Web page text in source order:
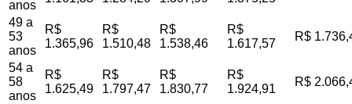
anos
49 a
53
anos
R$
1.365,96
R$
1.510,48
R$
1.538,46
R$
1.617,57
R$
54 a
58
anos
R$
1.625,49
R$
1.797,47
R$
1.830,77
R$
1.924,91
R$